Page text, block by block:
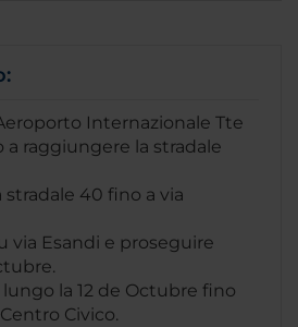
Internazionale Tte
a raggiungere la stradale
40 fino a via
via Esandi e proseguire
la 12 de Octubre fino
Civico.